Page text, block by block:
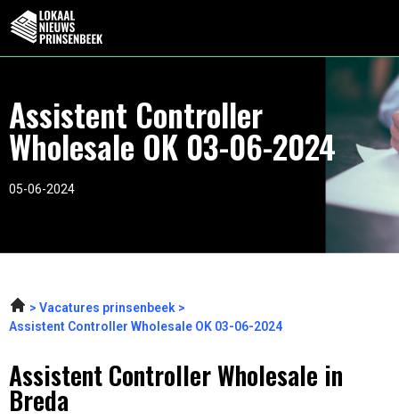
Assistent Controller
Wholesale OK 03-06-2024
05-06-2024
Vacatures prinsenbeek
Assistent Controller Wholesale OK 03-06-2024
Assistent Controller Wholesale in
Breda